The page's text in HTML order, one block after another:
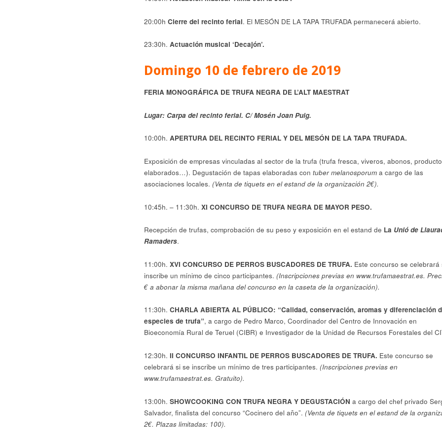
20:00h Cierre del recinto ferial. El MESÓN DE LA TAPA TRUFADA permanecerá abierto.
23:30h. Actuación musical ‘Decajón’.
Domingo 10 de febrero de 2019
FERIA MONOGRÁFICA DE TRUFA NEGRA DE L’ALT MAESTRAT
Lugar: Carpa del recinto ferial. C/ Mosén Joan Puig.
10:00h. APERTURA DEL RECINTO FERIAL Y DEL MESÓN DE LA TAPA TRUFADA.
Exposición de empresas vinculadas al sector de la trufa (trufa fresca, viveros, abonos,
elaborados…). Degustación de tapas elaboradas con tuber melanosporuma cargo de las
asociaciones locales. (Venta de tiquets en el estand de la organización 2€).
10:45h. – 11:30h. XI CONCURSO DE TRUFA NEGRA DE MAYOR PESO.
Recepción de trufas, comprobación de su peso y exposición en el estand de La Unió de
Ramaders.
11:00h. XVI CONCURSO DE PERROS BUSCADORES DE TRUFA. Este concurso se celebrará
inscribe un mínimo de cinco participantes. (Inscripciones previas en www.trufamaestrat.es.
€ a abonar la misma mañana del concurso en la caseta de la organización).
11:30h. CHARLA ABIERTA AL PÚBLICO: “Calidad, conservación, aromas y diferenciación
especies de trufa”, a cargo de Pedro Marco, Coordinador del Centro de Innovación en
Bioeconomía Rural de Teruel (CIBR) e Investigador de la Unidad de Recursos Forestales del
12:30h. II CONCURSO INFANTIL DE PERROS BUSCADORES DE TRUFA. Este concurso se
celebrará si se inscribe un mínimo de tres participantes. (Inscripciones previas en
www.trufamaestrat.es. Gratuito).
13:00h. SHOWCOOKING CON TRUFA NEGRA Y DEGUSTACIÓN a cargo del chef privado
Salvador, finalista del concurso “Cocinero del año”. (Venta de tiquets en el estand de la
2€. Plazas limitadas: 100).